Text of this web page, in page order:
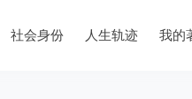
社会身份 人生轨迹 我的